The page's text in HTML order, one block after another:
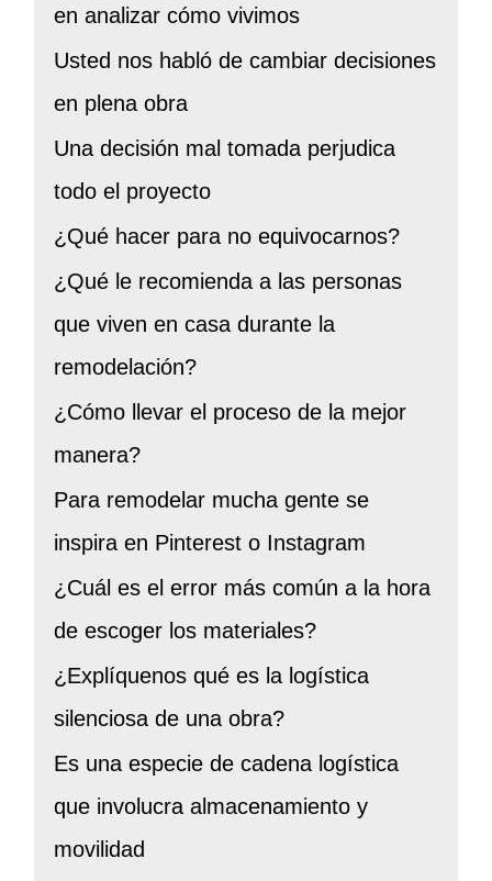
en analizar cómo vivimos
Usted nos habló de cambiar decisiones
en plena obra
Una decisión mal tomada perjudica
todo el proyecto
¿Qué hacer para no equivocarnos?
¿Qué le recomienda a las personas
que viven en casa durante la
remodelación?
¿Cómo llevar el proceso de la mejor
manera?
Para remodelar mucha gente se
inspira en Pinterest o Instagram
¿Cuál es el error más común a la hora
de escoger los materiales?
¿Explíquenos qué es la logística
silenciosa de una obra?
Es una especie de cadena logística
que involucra almacenamiento y
movilidad